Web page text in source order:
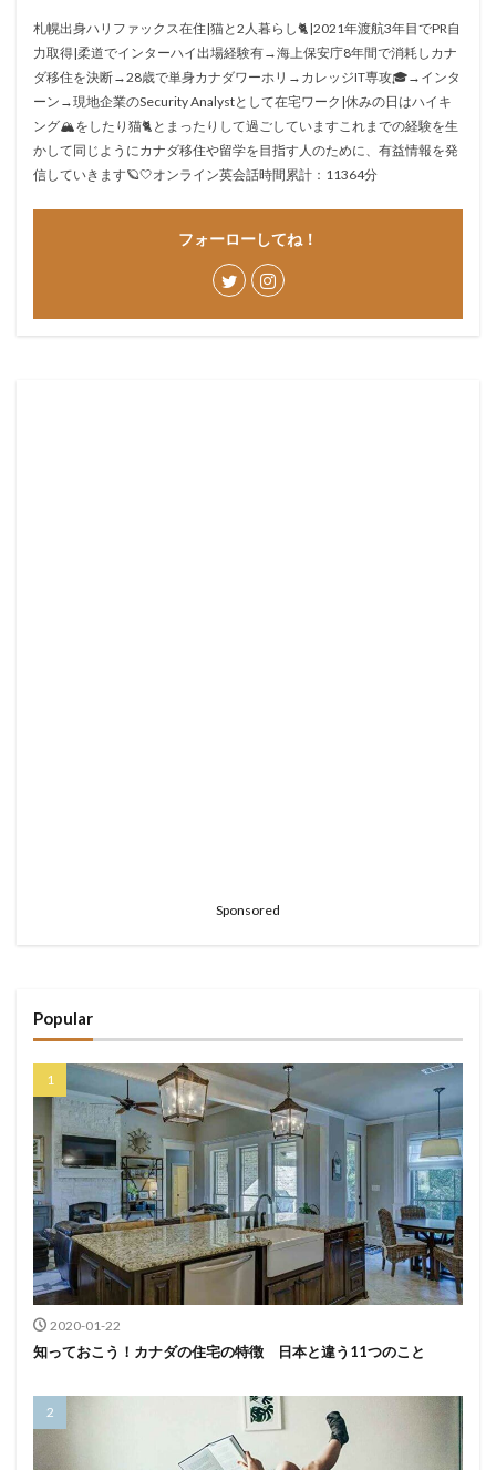
札幌出身ハリファックス在住|猫と2人暮らし🐈|2021年渡航3年目でPR自
力取得|柔道でインターハイ出場経験有→海上保安庁8年間で消耗しカナ
ダ移住を決断→28歳で単身カナダワーホリ→カレッジIT専攻🎓→インタ
ーン→現地企業のSecurity Analystとして在宅ワーク|休みの日はハイキ
ング🏔をしたり猫🐈とまったりして過ごしていますこれまでの経験を生
かして同じようにカナダ移住や留学を目指す人のために、有益情報を発
信していきます🪐🤍オンライン英会話時間累計：11364分
フォーローしてね！
Sponsored
Popular
2020-01-22
知っておこう！カナダの住宅の特徴 日本と違う11つのこと